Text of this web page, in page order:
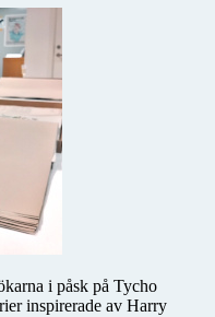
i påsk på Tycho
inspirerade av Harry